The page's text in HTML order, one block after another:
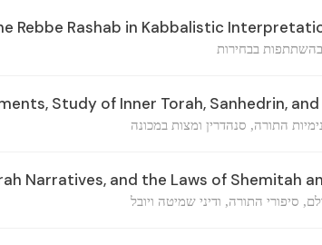
Rebbe Rashab in Kabbalistic
בבחירות
Study of Inner Torah, Sanhedrin,
התורה, סנהדרין ומצות במכונה
Narratives, and the Laws of Shemitah
סיפורי התורה, ודיני שמיטה ויובל